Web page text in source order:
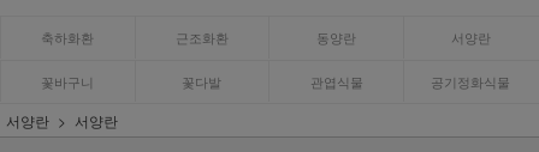
축하화환 근조화환 동양란 서양란
꽃바구니 꽃다발 관엽식물 공기정화식물
서양란 서양란